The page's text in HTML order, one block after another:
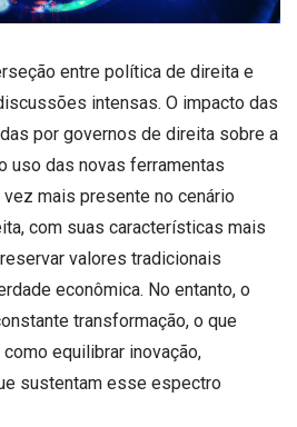
entre política de direita e
intensas. O impacto das
por governos de direita sobre a
uso das novas ferramentas
mais presente no cenário
com suas características mais
valores tradicionais
econômica. No entanto, o
transformação, o que
equilibrar inovação,
sustentam esse espectro